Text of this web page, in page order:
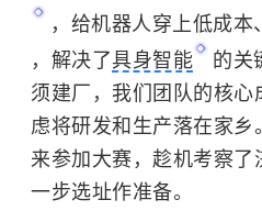
，给机器人穿上低成本
，解决了具身智能
的关
须建厂，我们团队的核心
虑将研发和生产落在家乡
来参加大赛，趁机考察了
一步选址作准备。